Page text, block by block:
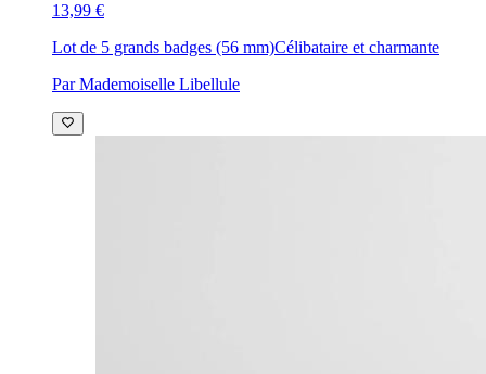
13,99 €
Lot de 5 grands badges (56 mm)Célibataire et charmante
Par Mademoiselle Libellule